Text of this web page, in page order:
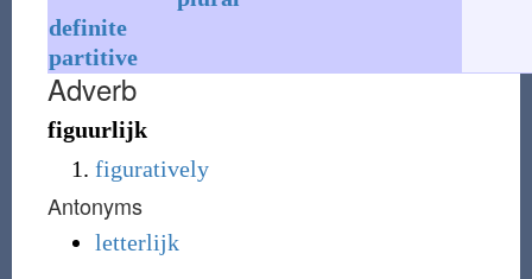
definite
partitive
Adverb
figuurlijk
figuratively
Antonyms
letterlijk